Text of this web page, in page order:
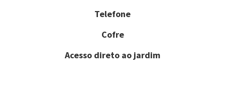
Telefone
Cofre
Acesso direto ao jardim